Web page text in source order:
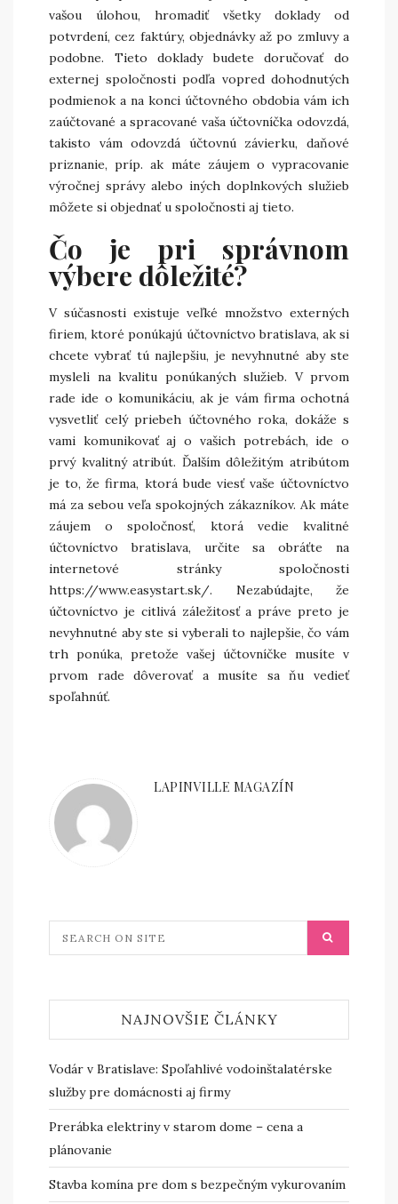
vašou úlohou, hromadiť všetky doklady od
potvrdení, cez faktúry, objednávky až po zmluvy a
podobne. Tieto doklady budete doručovať do
externej spoločnosti podľa vopred dohodnutých
podmienok a na konci účtovného obdobia vám ich
zaúčtované a spracované vaša účtovníčka odovzdá,
takisto vám odovzdá účtovnú závierku, daňové
priznanie, príp. ak máte záujem o vypracovanie
výročnej správy alebo iných doplnkových služieb
môžete si objednať u spoločnosti aj tieto.
Čo je pri správnom
výbere dôležité?
V súčasnosti existuje veľké množstvo externých
firiem, ktoré ponúkajú účtovníctvo bratislava, ak si
chcete vybrať tú najlepšiu, je nevyhnutné aby ste
mysleli na kvalitu ponúkaných služieb. V prvom
rade ide o komunikáciu, ak je vám firma ochotná
vysvetliť celý priebeh účtovného roka, dokáže s
vami komunikovať aj o vašich potrebách, ide o
prvý kvalitný atribút. Ďalším dôležitým atribútom
je to, že firma, ktorá bude viesť vaše účtovníctvo
má za sebou veľa spokojných zákazníkov. Ak máte
záujem o spoločnosť, ktorá vedie kvalitné
účtovníctvo bratislava, určite sa obráťte na
internetové stránky spoločnosti
https://www.easystart.sk/. Nezabúdajte, že
účtovníctvo je citlivá záležitosť a práve preto je
nevyhnutné aby ste si vyberali to najlepšie, čo vám
trh ponúka, pretože vašej účtovníčke musíte v
prvom rade dôverovať a musíte sa ňu vedieť
spoľahnúť.
LAPINVILLE MAGAZÍN
NAJNOVŠIE ČLÁNKY
Vodár v Bratislave: Spoľahlivé vodoinštalatérske
služby pre domácnosti aj firmy
Prerábka elektriny v starom dome – cena a
plánovanie
Stavba komína pre dom s bezpečným vykurovaním